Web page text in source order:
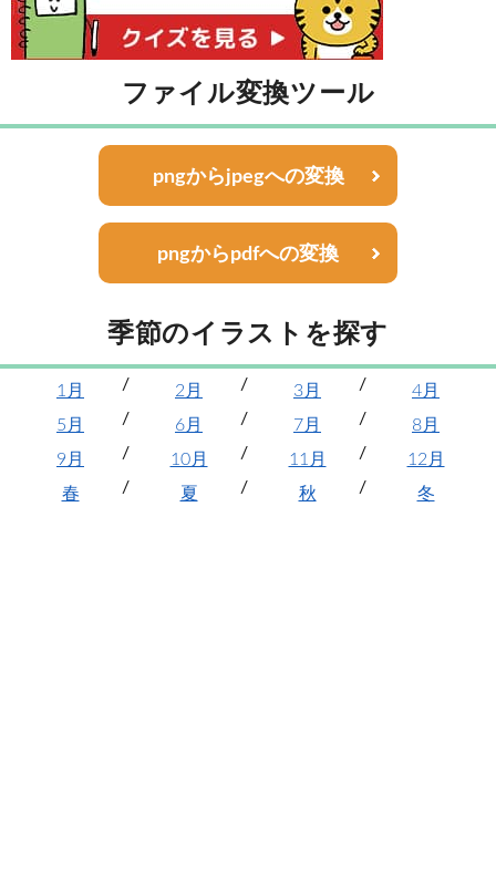
ファイル変換ツール
pngからjpegへの変換
pngからpdfへの変換
季節のイラストを探す
1月 2月 3月
4月
5月
6月 7月
8月
9月
10月 11月
12月
春
夏 秋 冬